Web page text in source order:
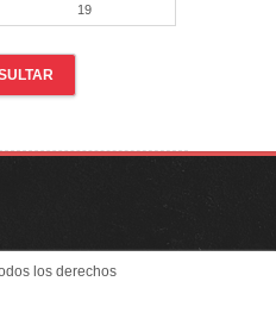
19
los derechos